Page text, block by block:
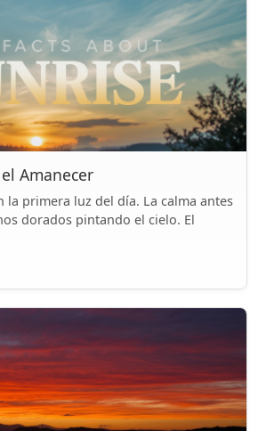
Amanecer
la primera luz del día. La calma antes
dorados pintando el cielo. El